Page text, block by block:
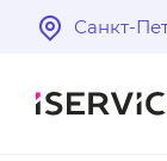
Санкт-